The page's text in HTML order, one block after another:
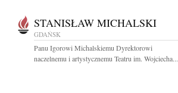
STANISŁAW MICHALSKI
GDAŃSK
Panu Igorowi Michalskiemu Dyrektorowi
naczelnemu i artystycznemu Teatru im. Wojciecha...